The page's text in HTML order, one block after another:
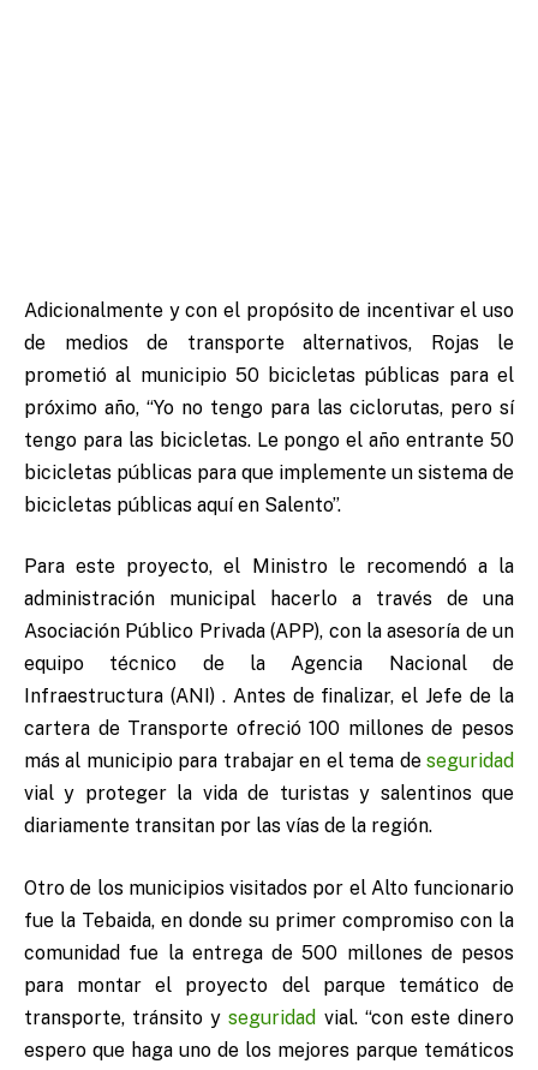
Adicionalmente y con el propósito de incentivar el uso
de medios de transporte alternativos, Rojas le
prometió al municipio 50 bicicletas públicas para el
próximo año, “Yo no tengo para las ciclorutas, pero sí
tengo para las bicicletas. Le pongo el año entrante 50
bicicletas públicas para que implemente un sistema de
bicicletas públicas aquí en Salento”.
Para este proyecto, el Ministro le recomendó a la
administración municipal hacerlo a través de una
Asociación Público Privada (APP), con la asesoría de un
equipo técnico de la Agencia Nacional de
Infraestructura (ANI) . Antes de finalizar, el Jefe de la
cartera de Transporte ofreció 100 millones de pesos
más al municipio para trabajar en el tema de seguridad
vial y proteger la vida de turistas y salentinos que
diariamente transitan por las vías de la región.
Otro de los municipios visitados por el Alto funcionario
fue la Tebaida, en donde su primer compromiso con la
comunidad fue la entrega de 500 millones de pesos
para montar el proyecto del parque temático de
transporte, tránsito yseguridad vial. “con este dinero
espero que haga uno de los mejores parque temáticos